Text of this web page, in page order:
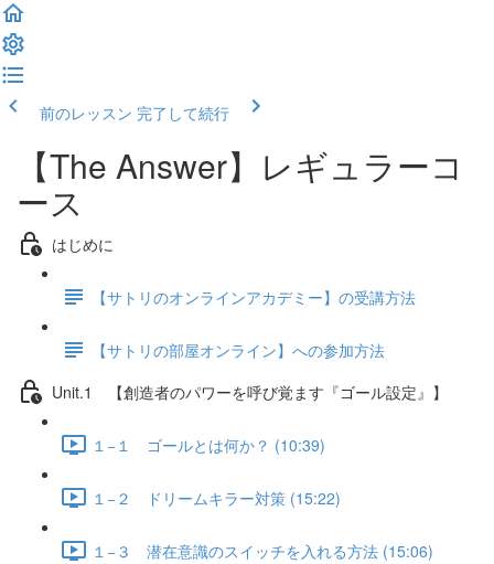
前のレッスン 完了して続行
【The Answer】レギュラーコ
ース
はじめに
【サトリのオンラインアカデミー】の受講方法
【サトリの部屋オンライン】への参加方法
Unit.1 【創造者のパワーを呼び覚ます『ゴール設定』】
１−１ ゴールとは何か？ (10:39)
１−２ ドリームキラー対策 (15:22)
１−３ 潜在意識のスイッチを入れる方法 (15:06)